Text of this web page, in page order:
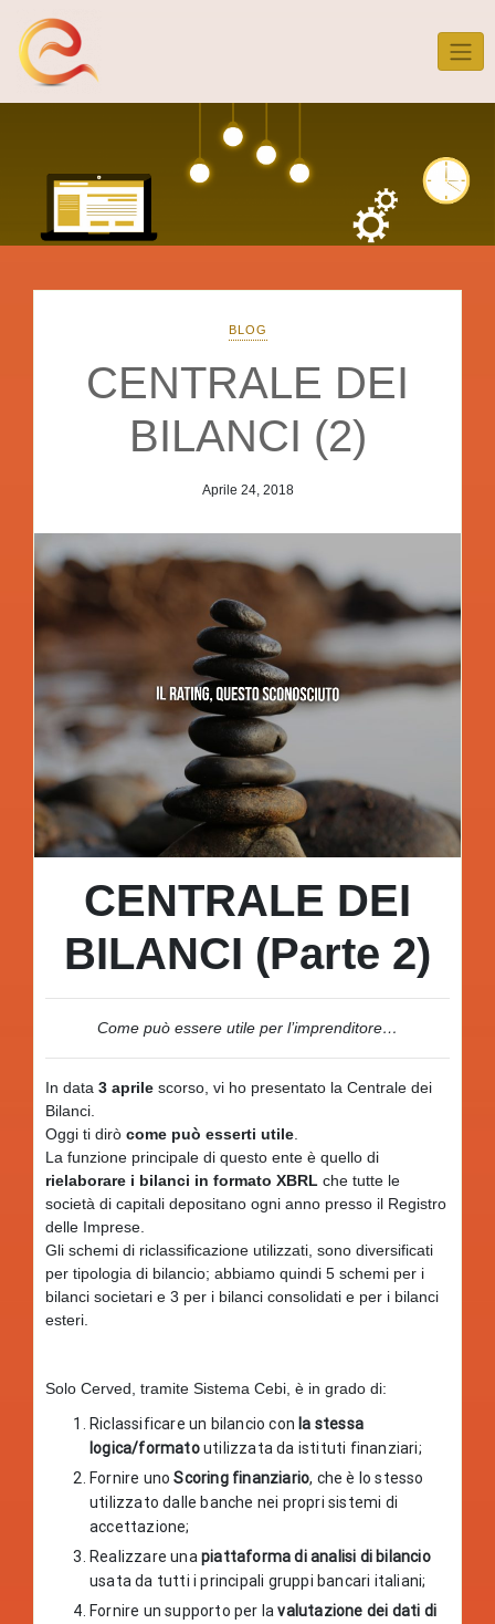
content
BLOG
CENTRALE DEI
BILANCI (2)
Aprile 24, 2018
CENTRALE DEI
BILANCI (Parte 2)
Come può essere utile per l’imprenditore…
In data 3 aprile scorso, vi ho presentato la Centrale dei
Bilanci.
Oggi ti dirò come può esserti utile
La funzione principale di questo ente è quello di
rielaborare i bilanci in formato XBRL che tutte le
società di capitali depositano ogni anno presso il Registro
delle Imprese.
Gli schemi di riclassificazione utilizzati, sono diversificati
per tipologia di bilancio; abbiamo quindi 5 schemi per i
bilanci societari e 3 per i bilanci consolidati e per i bilanci
esteri.
Solo Cerved, tramite Sistema Cebi, è in grado di:
Riclassificare un bilancio con la stessa
logica/formatoutilizzata da istituti finanziari;
Fornire unoScoring finanziario, che è lo stesso
utilizzato dalle banche nei propri sistemi di
accettazione;
Realizzare una piattaforma di analisi di bilancio
usata da tutti i principali gruppi bancari italiani;
Fornire un supporto per lavalutazione dei dati di